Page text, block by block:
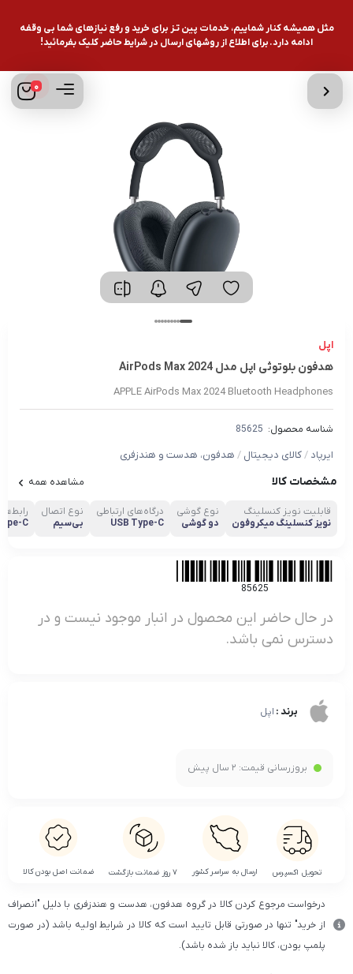
مثل همیشه کنار شماییم، خدمات پین تـز برای خرید و رفع نیازهای شما بی وقفه
ادامه دارد. برای اطلاع از روشهای ارسال در شرایط حاضر کلیک بفرمائید!
0
اپل
هدفون بلوتوثی اپل مدل AirPods Max 2024
APPLE AirPods Max 2024 Bluetooth Headphones
شناسه محصول: 85625
ایرپاد /کالای دیجیتال / هدفون، هدست و هندزفری
مشخصات کالا مشاهده همه
قابلیت نویز کنسلینگ
نویز کنسلینگ میکروفون
نوع گوشی
دو گوشی
درگاه‌های ارتباطی
USB Type-C
نوع اتصال
بی‌سیم
رابط‌ها
C
85625
در حال حاضر این محصول در انبار موجود نیست و در
دسترس نمی باشد.
برند : اپل
بروزرسانی قیمت: 2 سال پیش
تحویل اکسپرس ارسال به سراسر کشور ۷ روز ضمانت بازگشت ضمانت اصل بودن کالا
درخواست مرجوع کردن کالا در گروه هدفون، هدست و هندزفری با دلیل "انصراف
از خرید" تنها در صورتی قابل تایید است که کالا در شرایط اولیه باشد (در صورت
پلمپ بودن، کالا نباید باز شده باشد).